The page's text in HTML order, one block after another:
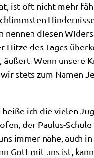
ist oft nicht mehr
die­sen
Hit­ze des Tages
Wenn unse­re
stets zum Namen
ich die vie­len
der Pau­lus-
immer nahe, auch
Gott mit uns ist,